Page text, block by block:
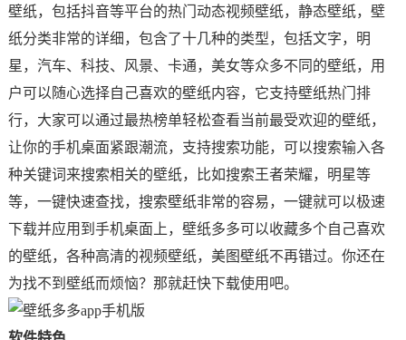
壁纸，包括抖音等平台的热门动态视频壁纸，静态壁纸，壁
纸分类非常的详细，包含了十几种的类型，包括文字，明
星，汽车、科技、风景、卡通，美女等众多不同的壁纸，用
户可以随心选择自己喜欢的壁纸内容，它支持壁纸热门排
行，大家可以通过最热榜单轻松查看当前最受欢迎的壁纸，
让你的手机桌面紧跟潮流，支持搜索功能，可以搜索输入各
种关键词来搜索相关的壁纸，比如搜索王者荣耀，明星等
等，一键快速查找，搜索壁纸非常的容易，一键就可以极速
下载并应用到手机桌面上，壁纸多多可以收藏多个自己喜欢
的壁纸，各种高清的视频壁纸，美图壁纸不再错过。你还在
为找不到壁纸而烦恼？那就赶快下载使用吧。